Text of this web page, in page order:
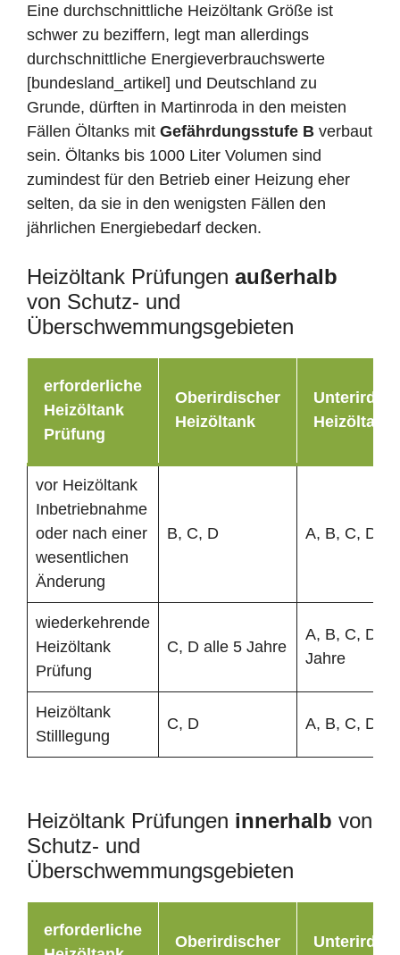
Eine durchschnittliche Heizöltank Größe ist
schwer zu beziffern, legt man allerdings
durchschnittliche Energieverbrauchswerte
[bundesland_artikel] und Deutschland zu
Grunde, dürften in Martinroda in den meisten
Fällen Öltanks mit Gefährdungsstufe B verbaut
sein. Öltanks bis 1000 Liter Volumen sind
zumindest für den Betrieb einer Heizung eher
selten, da sie in den wenigsten Fällen den
jährlichen Energiebedarf decken.
Heizöltank Prüfungen außerhalb
von Schutz- und
Überschwemmungsgebieten
erforderliche
Heizöltank
Prüfung
Oberirdischer
Heizöltank
Heizöltank
vor Heizöltank
Inbetriebnahme
oder nach einer
wesentlichen
Änderung
B, C, D A, B, C, D
wiederkehrende
Heizöltank
Prüfung
C, D alle 5 Jahre
A, B, C, D
Jahre
Heizöltank
Stilllegung
C, D A, B, C, D
Heizöltank Prüfungen innerhalb von
Schutz- und
Überschwemmungsgebieten
erforderliche
Oberirdischer